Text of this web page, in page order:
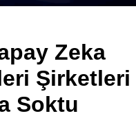
Zeka
Şirketleri
Soktu